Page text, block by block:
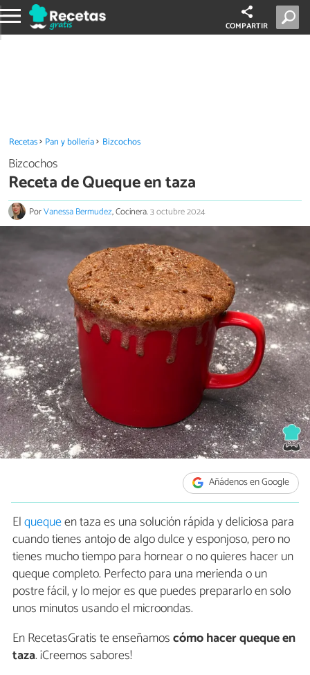
COMPARTIR
Recetas Pan y bollería Bizcochos
Bizcochos
Receta de Queque en taza
PorVanessa Bermudez, Cocinera.3 octubre 2024
Añádenos en Google
Elquequeen taza es una solución rápida y deliciosa para
cuando tienes antojo de algo dulce y esponjoso, pero no
tienes mucho tiempo para hornear o no quieres hacer un
queque completo. Perfecto para una merienda o un
postre fácil, y lo mejor es que puedes prepararlo en solo
unos minutos usando el microondas.
En RecetasGratis te enseñamoscómo hacer queque en
taza. ¡Creemos sabores!